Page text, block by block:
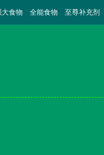
大食物 全能食物 至尊补充剂